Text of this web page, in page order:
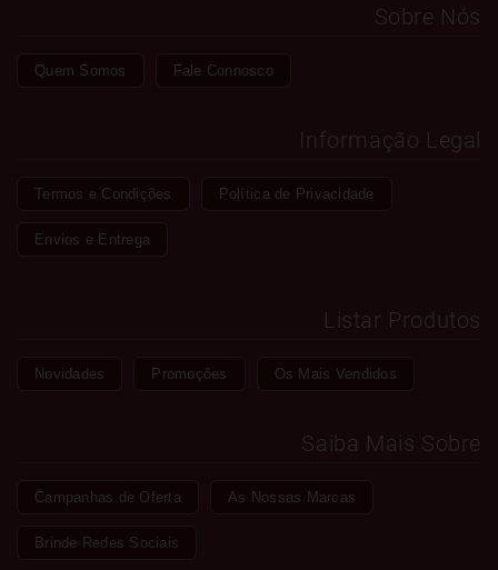
Sobre Nós
Quem Somos Fale Connosco
Informação Legal
Termos e Condições Política de Privacidade
Envios e Entrega
Listar Produtos
Novidades Promoções Os Mais Vendidos
Saiba Mais Sobre
Campanhas de Oferta As Nossas Marcas
Brinde Redes Sociais